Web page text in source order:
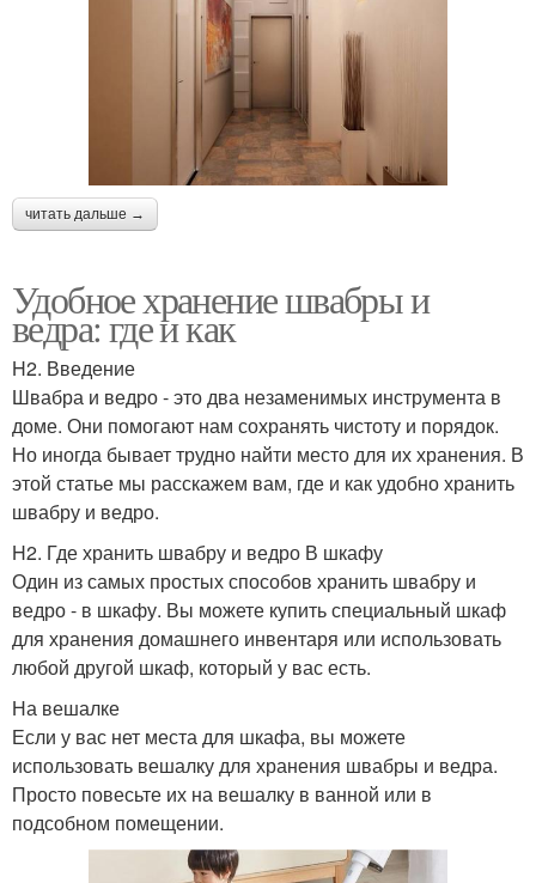
читать дальше →
Удобное хранение швабры и
ведра: где и как
H2. Введение
Швабра и ведро - это два незаменимых инструмента в
доме. Они помогают нам сохранять чистоту и порядок.
Но иногда бывает трудно найти место для их хранения. В
этой статье мы расскажем вам, где и как удобно хранить
швабру и ведро.
H2. Где хранить швабру и ведро В шкафу
Один из самых простых способов хранить швабру и
ведро - в шкафу. Вы можете купить специальный шкаф
для хранения домашнего инвентаря или использовать
любой другой шкаф, который у вас есть.
На вешалке
Если у вас нет места для шкафа, вы можете
использовать вешалку для хранения швабры и ведра.
Просто повесьте их на вешалку в ванной или в
подсобном помещении.